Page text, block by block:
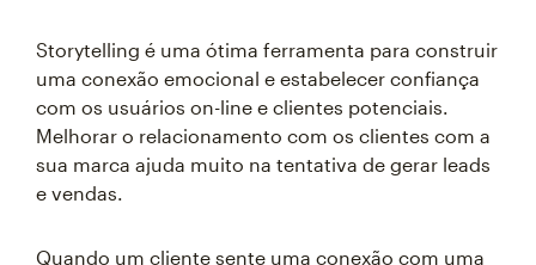
Storytelling é uma ótima ferramenta para construir
uma conexão emocional e estabelecer confiança
com os usuários on-line e clientes potenciais.
Melhorar o relacionamento com os clientes com a
sua marca ajuda muito na tentativa de gerar leads
e vendas.
Quando um cliente sente uma conexão com uma